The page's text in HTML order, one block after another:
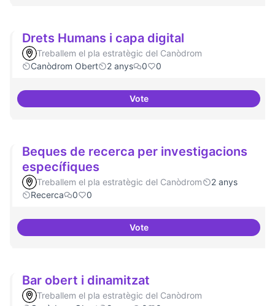
Drets Humans i capa digital
Treballem el pla estratègic del Canòdrom
Canòdrom Obert
2 anys 0 0
VoteDrets Humans i capa digital
Beques de recerca per investigacions
específiques
Treballem el pla estratègic del Canòdrom
2 anys
Recerca
0 0
VoteBeques de recerca per
Bar obert i dinamitzat
Treballem el pla estratègic del Canòdrom